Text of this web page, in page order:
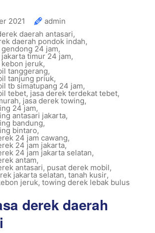
2021
admin
daerah antasari,
daerah pondok indah,
24 jam,
timur 24 jam,
jeruk,
tanggerang,
tanjung priuk,
tb simatupang 24 jam,
tebet, jasa derek terdekat tebet,
, jasa derek towing,
24 jam,
antasari jakarta,
bandung,
bintaro,
24 jam cawang,
24 jam jakarta,
24 jam jakarta selatan,
antam,
antasari, pusat derek mobil,
jakarta selatan, tanah kusir,
jeruk, towing derek lebak bulus
derek daerah